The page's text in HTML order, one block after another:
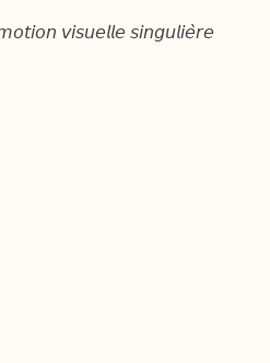
𝘷𝘪𝘴𝘶𝘦𝘭𝘭𝘦 𝘴𝘪𝘯𝘨𝘶𝘭𝘪𝘦̀𝘳𝘦